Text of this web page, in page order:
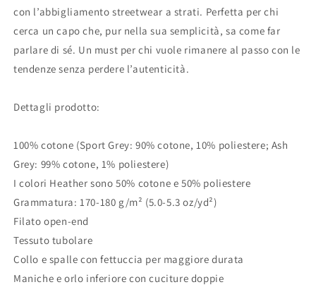
con l’abbigliamento streetwear a strati. Perfetta per chi
cerca un capo che, pur nella sua semplicità, sa come far
parlare di sé. Un must per chi vuole rimanere al passo con le
tendenze senza perdere l’autenticità.
Dettagli prodotto:
100% cotone (Sport Grey: 90% cotone, 10% poliestere; Ash
Grey: 99% cotone, 1% poliestere)
I colori Heather sono 50% cotone e 50% poliestere
Grammatura: 170-180 g/m² (5.0-5.3 oz/yd²)
Filato open-end
Tessuto tubolare
Collo e spalle con fettuccia per maggiore durata
Maniche e orlo inferiore con cuciture doppie